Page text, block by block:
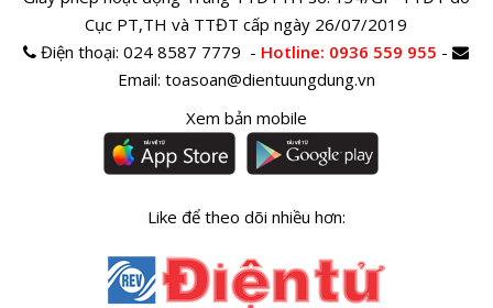
Cục PT,TH và TTĐT cấp ngày 26/07/2019
Điện thoại:024 8587 7779 - Hotline: 0936 559 955 -
Email: toasoan@dientuungdung.vn
Xem bản mobile
Like để theo dõi nhiều hơn: